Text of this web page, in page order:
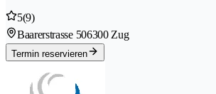
5(9)
Baarerstrasse 506300 Zug
Termin reservieren